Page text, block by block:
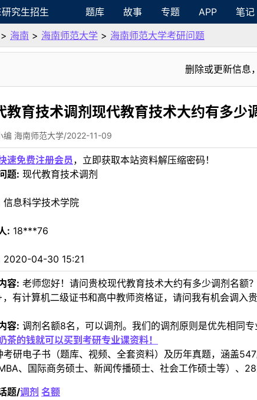
研究生招生 题库 故事 专题 APP 笔记
> 海南 > 海南师范大学 > 海南师范大学考研问题
删除或更新信息
教育技术调剂现代教育技术大约有多少
编 海南师范大学/2022-11-09
速免费注册会员，立即获取本站资料解压缩密码！
题: 现代教育技术调剂
信息科学技术学院
: 18***76
2020-04-30 15:21
容: 老师您好！请问贵校现代教育技术大约有多少调剂名额
有计算机二级证书和高中教师资格证，请问我有机会调入
容: 调剂名额8名，可以调剂。我们的调剂原则是优先相同专
茶的钱就可以买到考研专业课资料！
考研电子书（题库、视频、全套资料）及历年真题，涵盖
、国际商务硕士、新闻传播硕士、社会工作硕士等）、
题/调剂 名额